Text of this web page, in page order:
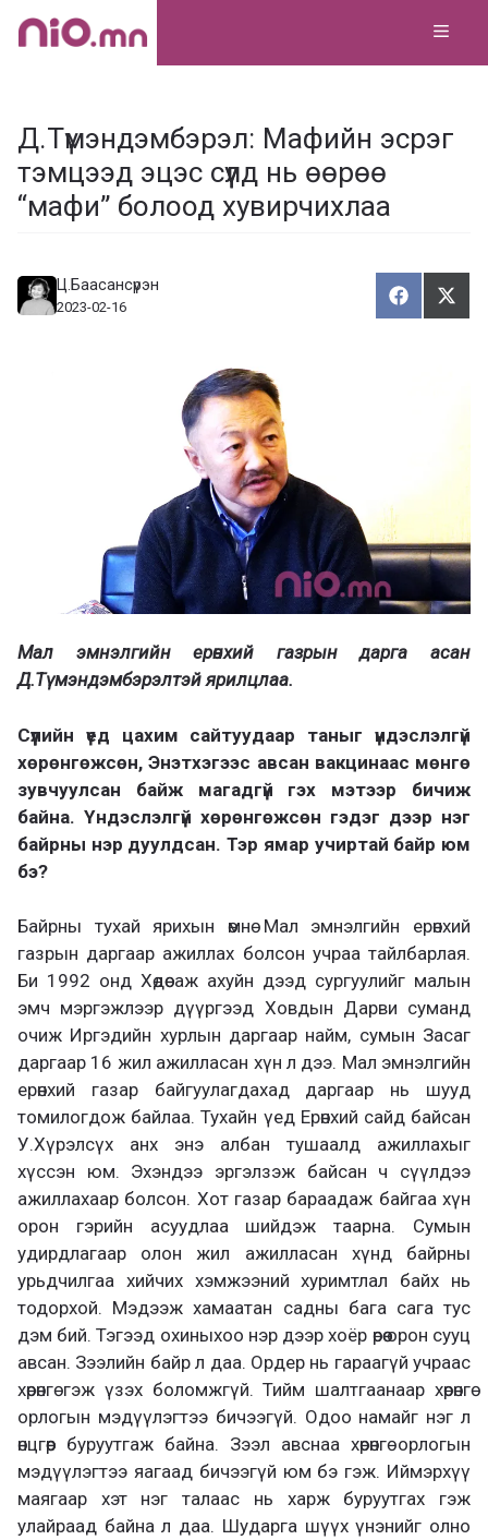
Skip
Д.Түмэндэмбэрэл: Мафийн эсрэг
тэмцээд эцэс сүүлд нь өөрөө
“мафи” болоод хувирчихлаа
Ц.Баасансүрэн
2023-02-16
Х
у
Т
ү
Мал эмнэлгийн ерөнхий газрын дарга асан
Д.Түмэндэмбэрэлтэй ярилцлаа.
Сүүлийн үед цахим сайтуудаар таныг үндэслэлгүй
хөрөнгөжсөн, Энэтхэгээс авсан вакцинаас мөнгө
зувчуулсан байж магадгүй гэх мэтээр бичиж
байна. Үндэслэлгүй хөрөнгөжсөн гэдэг дээр нэг
байрны нэр дуулдсан. Тэр ямар учиртай байр юм
бэ?
Байрны тухай ярихын өмнө Мал эмнэлгийн ерөнхий
газрын даргаар ажиллах болсон учраа тайлбарлая.
Би 1992 онд Хөдөө аж ахуйн дээд сургуулийг малын
эмч мэргэжлээр дүүргээд Ховдын Дарви суманд
очиж Иргэдийн хурлын даргаар найм, сумын Засаг
даргаар 16 жил ажилласан хүн л дээ. Мал эмнэлгийн
ерөнхий газар байгуулагдахад даргаар нь шууд
томилогдож байлаа. Тухайн үед Ерөнхий сайд байсан
У.Хүрэлсүх анх энэ албан тушаалд ажиллахыг
хүссэн юм. Эхэндээ эргэлзэж байсан ч сүүлдээ
ажиллахаар болсон. Хот газар бараадаж байгаа хүн
орон гэрийн асуудлаа шийдэж таарна. Сумын
удирдлагаар олон жил ажилласан хүнд байрны
урьдчилгаа хийчих хэмжээний хуримтлал байх нь
тодорхой. Мэдээж хамаатан садны бага сага тус
дэм бий. Тэгээд охиныхоо нэр дээр хоёр өрөө орон сууц
авсан. Зээлийн байр л даа. Ордер нь гараагүй учраас
хөрөнгө гэж үзэх боломжгүй. Тийм шалтгаанаар хөрөнгө
орлогын мэдүүлэгтээ бичээгүй. Одоо намайг нэг л
өнцгөөр буруутгаж байна. Зээл авснаа хөрөнгө орлогын
мэдүүлэгтээ яагаад бичээгүй юм бэ гэж. Иймэрхүү
маягаар хэт нэг талаас нь харж буруутгах гэж
улайраад байна л даа. Шударга шүүх үнэнийг олно